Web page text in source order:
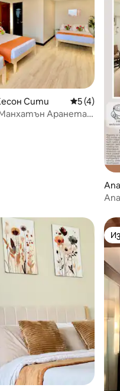
Сити Средна
5 (4)
Аранета
и